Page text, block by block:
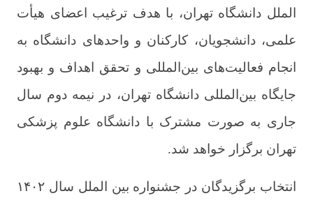
الملل دانشگاه تهران، با هدف ترغیب اعضای هیأت
علمی، دانشجویان، کارکنان و واحدهای دانشگاه به
انجام فعالیت‌های بین‌المللی و تحقق اهداف و بهبود
جایگاه بین‌المللی دانشگاه تهران، در نیمه دوم سال
جاری به صورت مشترک با دانشگاه علوم پزشکی
تهران برگزار خواهد شد.
انتخاب برگزیدگان در جشنواره بین الملل سال ۱۴۰۲